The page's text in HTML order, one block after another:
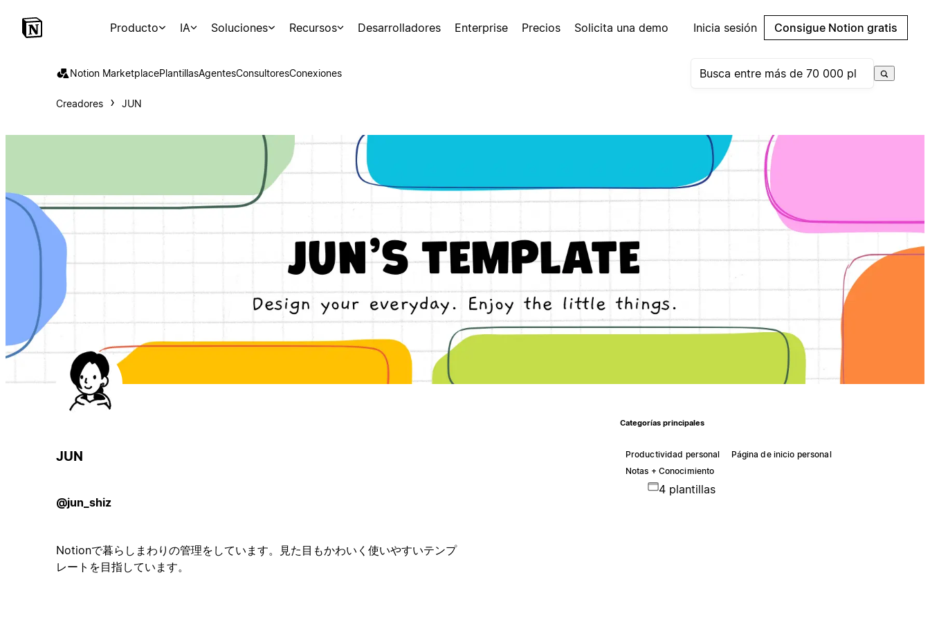
Producto IA Soluciones Recursos Desarrolladores Enterprise Precios Solicita una demo Inicia sesión Consigue Notion gratis
Notion MarketplacePlantillasAgentesConsultoresConexiones
Creadores JUN
JUN
@jun_shiz
Notionで暮らしまわりの管理をしています。見た目もかわいく使いやすいテンプ
レートを目指しています。
Categorías principales
Productividad personal
Página de inicio personal
Notas + Conocimiento
4 plantillas